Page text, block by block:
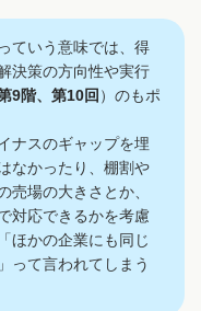
ていう意味では、得
決策の方向性や実行
9階、 第10回 ）のもポ
ナスのギャップを埋
なかったり、棚割や
売場の大きさとか、
対応できるかを考慮
ほかの企業にも同じ
って言われてしまう